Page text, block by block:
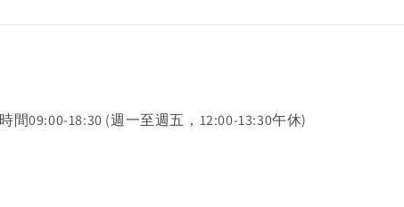
間09:00-18:30 (週一至週五，12:00-13:30午休)